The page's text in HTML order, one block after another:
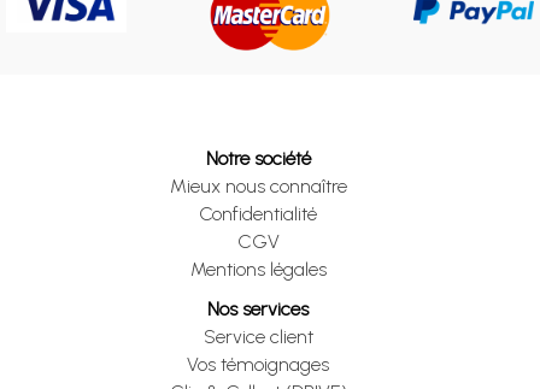
Notre société
Mieux nous connaître
Confidentialité
CGV
Mentions légales
Nos services
Service client
Vos témoignages